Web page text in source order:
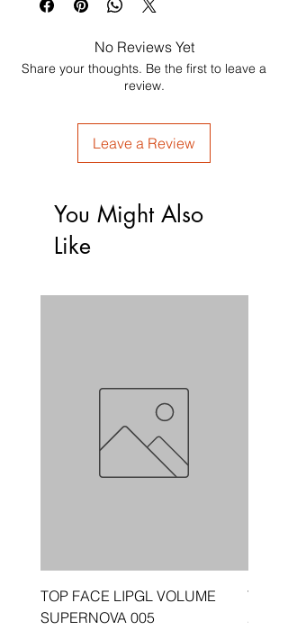
No Reviews Yet
Share your thoughts. Be the first to leave a
review.
Leave a Review
You Might Also
Like
TOP FACE LIPGL VOLUME
SUPERNOVA 005
Traka
20